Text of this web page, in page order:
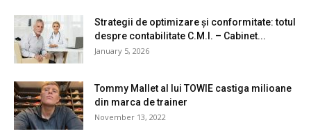
Strategii de optimizare și conformitate: totul
despre contabilitate C.M.I. – Cabinet...
January 5, 2026
Tommy Mallet al lui TOWIE castiga milioane
din marca de trainer
November 13, 2022